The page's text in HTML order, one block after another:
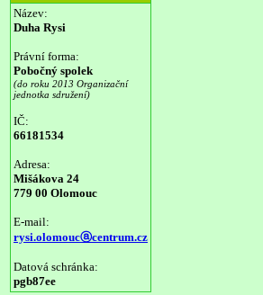
Název:
Duha Rysi
Právní forma:
Pobočný spolek
(do roku 2013 Organizační
jednotka sdružení)
IČ:
66181534
Adresa:
Mišákova 24
779 00 Olomouc
E-mail:
rysi.olomoucⓐcentrum.cz
Datová schránka:
pgb87ee